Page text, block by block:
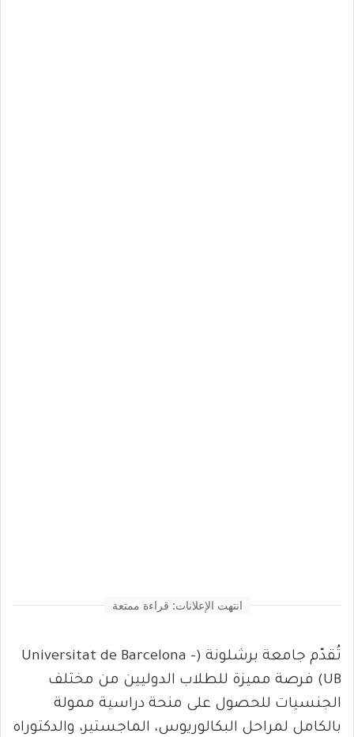
انتهت الإعلانات: قراءة ممتعة
تُقدّم جامعة برشلونة (Universitat de Barcelona –
UB) فرصة مميزة للطلاب الدوليين من مختلف
الجنسيات للحصول على منحة دراسية ممولة
بالكامل لمراحل البكالوريوس، الماجستير، والدكتوراه